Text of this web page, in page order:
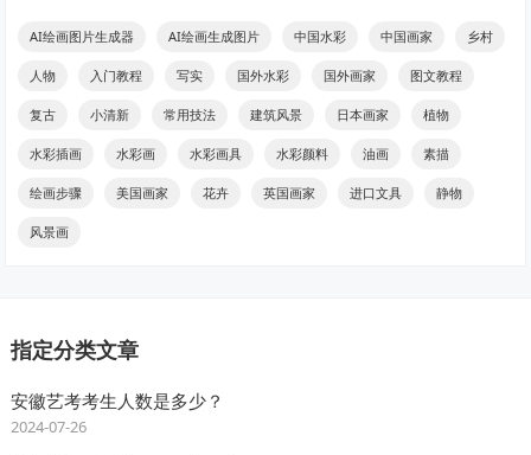
AI绘画图片生成器 AI绘画生成图片 中国水彩 中国画家 乡村
人物 入门教程 写实 国外水彩 国外画家 图文教程
复古 小清新 常用技法 建筑风景 日本画家 植物
水彩插画 水彩画 水彩画具 水彩颜料 油画 素描
绘画步骤 美国画家 花卉 英国画家 进口文具 静物
风景画
指定分类文章
安徽艺考考生人数是多少？
2024-07-26